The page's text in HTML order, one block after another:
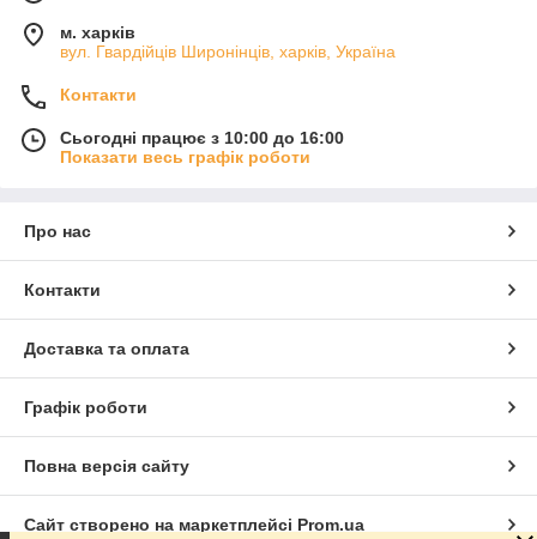
м. харків
вул. Гвардійців Широнінців, харків, Україна
Контакти
Сьогодні працює з 10:00 до 16:00
Показати весь графік роботи
Про нас
Контакти
Доставка та оплата
Графік роботи
Повна версія сайту
Сайт створено на маркетплейсі Prom.ua